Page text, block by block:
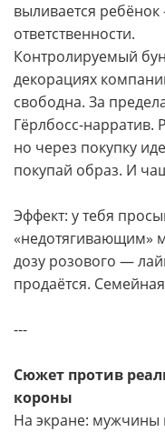
выливается
ответственности.
Контролируемый
декорациях
свободна. За
Гёрлбосс-нарратив.
но через покупку
покупай образ. И
Эффект: у тебя
«недотягивающим»
дозу розового —
продаётся.
---
Сюжет против
короны
На экране: